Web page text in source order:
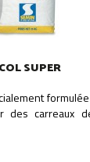
SUPER
des carreaux